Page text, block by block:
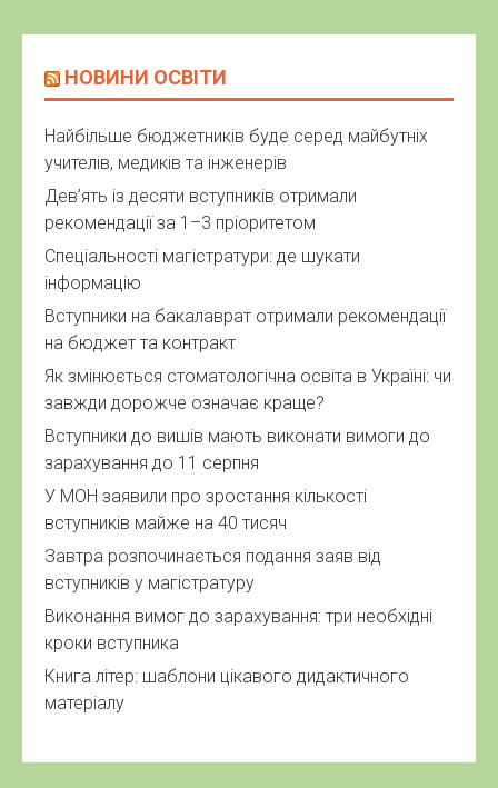
завжди дорожче означає краще?
зарахування до 11 серпня
У МОН заявили про зростання кількості
вступників майже на 40 тисяч
вступників у магістратуру
кроки вступника
Книга літер: шаблони цікавого дидактичного
матеріалу
ДЕРЖАВНА СЛУЖБА ЯКОСТІ ОСВІТИ
УКРАЇНИ
ради